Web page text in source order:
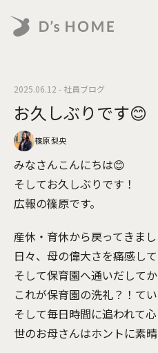
お久しぶりです😊
2025.06.12 - 社員ブログ
篠原 梨央
みなさんこんにちは😊
そしてお久しぶりです！
広報の篠原です。
産休・育休から戻ってきまし
日々、母の偉大さを痛感し
そして保育園へ通いだして
これが保育園の洗礼？！て
そして毎日時間に追われて
世のお母さんはホントに素